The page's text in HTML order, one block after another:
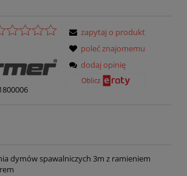
zapytaj o produkt
poleć znajomemu
dodaj opinię
dymów spawalniczych 3m z ramieniem